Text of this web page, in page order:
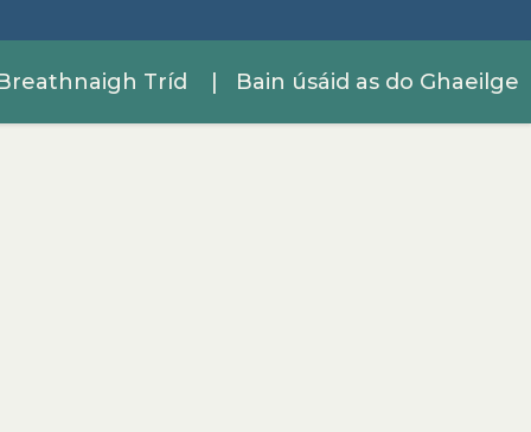
Tríd | Bain úsáid as do Ghaeilge